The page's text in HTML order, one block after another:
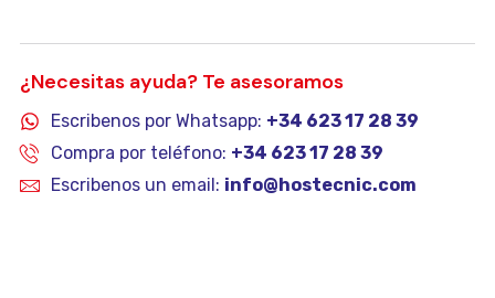
¿Necesitas ayuda? Te asesoramos
Escribenos por Whatsapp: +34 623 17 28 39
Compra por teléfono: +34 623 17 28 39
Escribenos un email: info@hostecnic.com